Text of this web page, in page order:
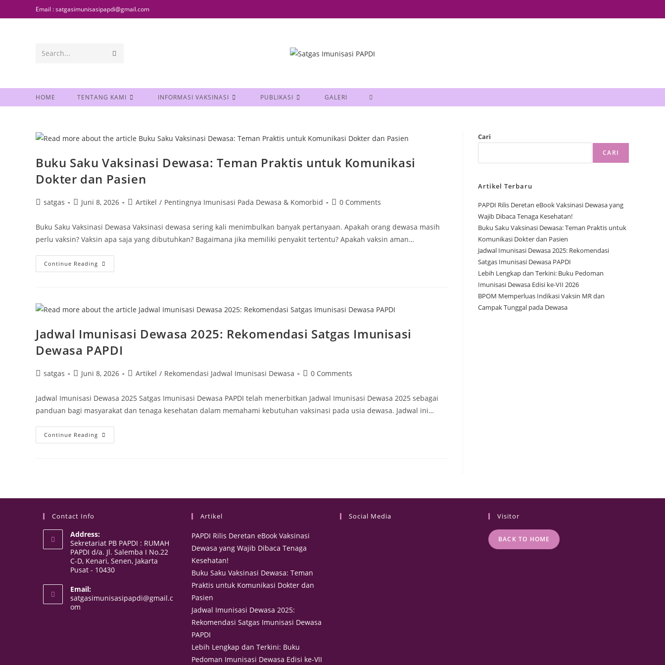
Email : satgasimunisasipapdi@gmail.com
Search...
HOME TENTANG KAMI INFORMASI VAKSINASI PUBLIKASI GALERI
Buku Saku Vaksinasi Dewasa: Teman Praktis untuk Komunikasi
Dokter dan Pasien
satgas Juni 8, 2026 Artikel / Pentingnya Imunisasi Pada Dewasa & Komorbid 0 Comments
Buku Saku Vaksinasi Dewasa Vaksinasi dewasa sering kali menimbulkan banyak pertanyaan. Apakah orang dewasa masih
perlu vaksin? Vaksin apa saja yang dibutuhkan? Bagaimana jika memiliki penyakit tertentu? Apakah vaksin aman…
Continue Reading
Jadwal Imunisasi Dewasa 2025: Rekomendasi Satgas Imunisasi
Dewasa PAPDI
satgas Juni 8, 2026 Artikel / Rekomendasi Jadwal Imunisasi Dewasa 0 Comments
Jadwal Imunisasi Dewasa 2025 Satgas Imunisasi Dewasa PAPDI telah menerbitkan Jadwal Imunisasi Dewasa 2025 sebagai
panduan bagi masyarakat dan tenaga kesehatan dalam memahami kebutuhan vaksinasi pada usia dewasa. Jadwal ini…
Continue Reading
Cari
CARI
Artikel Terbaru
PAPDI Rilis Deretan eBook Vaksinasi Dewasa yang
Wajib Dibaca Tenaga Kesehatan!
Buku Saku Vaksinasi Dewasa: Teman Praktis untuk
Komunikasi Dokter dan Pasien
Jadwal Imunisasi Dewasa 2025: Rekomendasi
Satgas Imunisasi Dewasa PAPDI
Lebih Lengkap dan Terkini: Buku Pedoman
Imunisasi Dewasa Edisi ke-VII 2026
BPOM Memperluas Indikasi Vaksin MR dan
Campak Tunggal pada Dewasa
Contact Info
Address:
Sekretariat PB PAPDI : RUMAH
PAPDI d/a. Jl. Salemba I No.22
C-D, Kenari, Senen, Jakarta
Pusat - 10430
Email:
satgasimunisasipapdi@gmail.c
om
Artikel
PAPDI Rilis Deretan eBook Vaksinasi
Dewasa yang Wajib Dibaca Tenaga
Kesehatan!
Buku Saku Vaksinasi Dewasa: Teman
Praktis untuk Komunikasi Dokter dan
Pasien
Jadwal Imunisasi Dewasa 2025:
Rekomendasi Satgas Imunisasi Dewasa
PAPDI
Lebih Lengkap dan Terkini: Buku
Pedoman Imunisasi Dewasa Edisi ke-VII
Social Media Visitor
BACK TO HOME